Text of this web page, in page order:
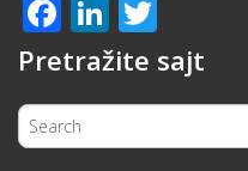
Facebook
LinkedIn
Pretražite sajt